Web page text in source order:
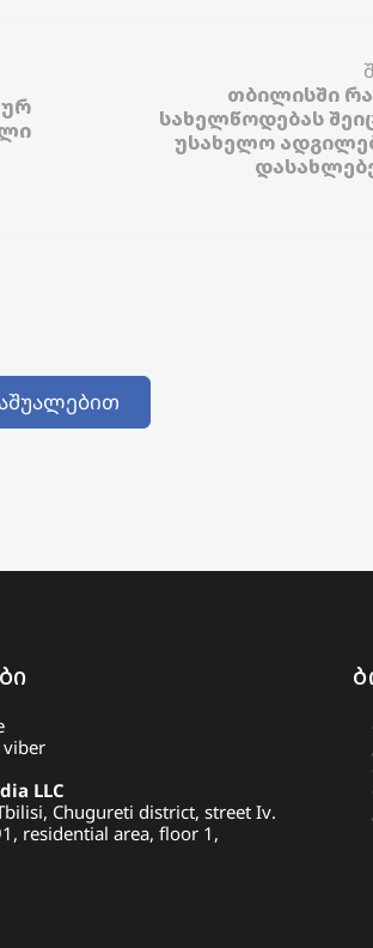
თბილისში
სახელწოდებას
უსახელო
viber
LLC
Chugureti district, street Iv.
residential area, floor 1,